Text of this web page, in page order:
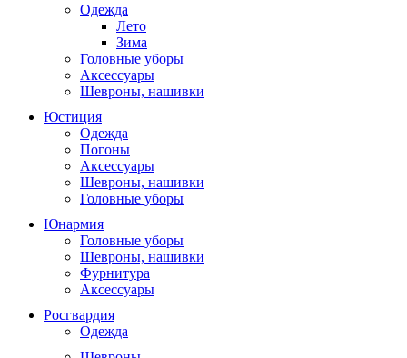
Одежда
Лето
Зима
Головные уборы
Аксессуары
Шевроны, нашивки
Юстиция
Одежда
Погоны
Аксессуары
Шевроны, нашивки
Головные уборы
Юнармия
Головные уборы
Шевроны, нашивки
Фурнитура
Аксессуары
Росгвардия
Одежда